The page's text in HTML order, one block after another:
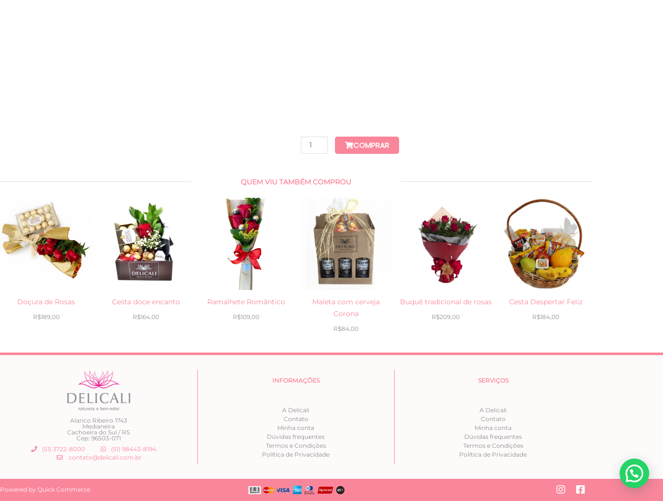
COMPRAR
QUEM VIU TAMBÉM COMPROU
Doçura de Rosas
R$189,00
Cesta doce encanto
R$164,00
Ramalhete Romântico
R$109,00
Maleta com cerveja
Corona
R$84,00
Buquê tradicional de rosas
R$209,00
Cesta Despertar Feliz
R$184,00
Alarico Ribeiro 1743
Medianeira
Cachoeira do Sul / RS
Cep: 96503-071
(51) 3722-8000
(51) 98443-8194
contato@delicali.com.br
INFORMAÇÕES
A Delicali
Contato
Minha conta
Dúvidas frequentes
Termos e Condições
Política de Privacidade
SERVIÇOS
A Delicali
Contato
Minha conta
Dúvidas frequentes
Termos e Condições
Política de Privacidade
Powered by Quick Commerce